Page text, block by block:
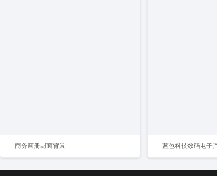
商务画册封面背景 蓝色科技数码电子